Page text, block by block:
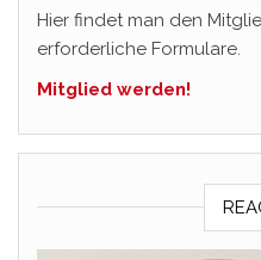
Hier findet man den
erforderliche Formulare.
Mitglied werden!